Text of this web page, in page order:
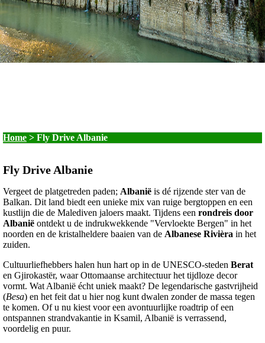
Home > Fly Drive Albanie
Fly Drive Albanie
Vergeet de platgetreden paden; Albanië is dé rijzende ster van de
Balkan. Dit land biedt een unieke mix van ruige bergtoppen en een
kustlijn die de Malediven jaloers maakt. Tijdens een rondreis door
Albanië ontdekt u de indrukwekkende "Vervloekte Bergen" in het
noorden en de kristalheldere baaien van de Albanese Rivièra in het
zuiden.
Cultuurliefhebbers halen hun hart op in de UNESCO-steden Berat
en Gjirokastër, waar Ottomaanse architectuur het tijdloze decor
vormt. Wat Albanië écht uniek maakt? De legendarische gastvrijheid
(Besa) en het feit dat u hier nog kunt dwalen zonder de massa tegen
te komen. Of u nu kiest voor een avontuurlijke roadtrip of een
ontspannen strandvakantie in Ksamil, Albanië is verrassend,
voordelig en puur.